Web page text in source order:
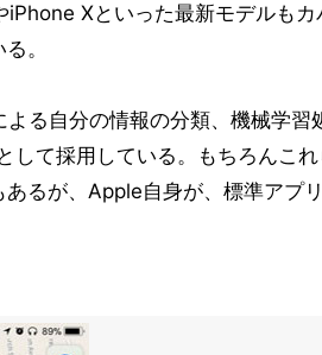
Xといった最新モデルも
。
る自分の情報の分類、機械学
して採用している。もちろんこ
るが、Apple自身が、標準アプ